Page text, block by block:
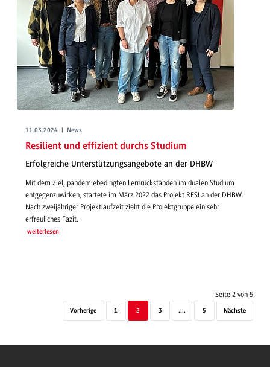
11.03.2024 | News
Resilient und effizient durchs Studium
Erfolgreiche Unterstützungsangebote an der DHBW
Mit dem Ziel, pandemiebedingten Lernrückständen im dualen Studium
entgegenzuwirken, startete im März 2022 das Projekt RESI an der DHBW.
Nach zweijähriger Projektlaufzeit zieht die Projektgruppe ein sehr
erfreuliches Fazit.
weiterlesen
Seite 2 von 5
Vorherige 1 2 3 .... 5 Nächste